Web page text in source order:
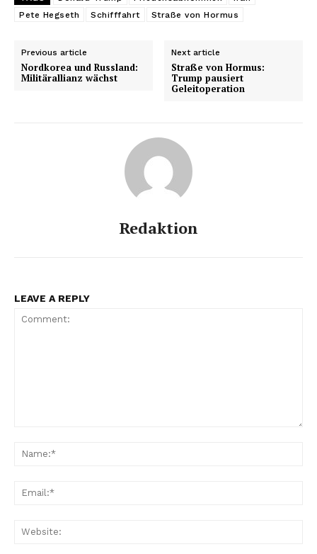
Pete Hegseth
Schifffahrt Straße von Hormus
Previous article
Nordkorea und Russland:
Militärallianz wächst
Next article
Straße von Hormus:
Trump pausiert
Geleitoperation
Redaktion
LEAVE A REPLY